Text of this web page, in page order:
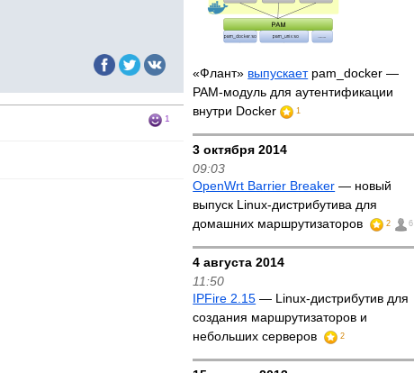
1
«Флант» выпускаетpam_docker —
PAM-модуль для аутентификации
внутри Docker
1
3 октября 2014
09:03
OpenWrt Barrier Breaker — новый
выпуск Linux-дистрибутива для
домашних маршрутизаторов
2 6
4 августа 2014
11:50
IPFire 2.15 — Linux-дистрибутив для
создания маршрутизаторов и
небольших серверов
2